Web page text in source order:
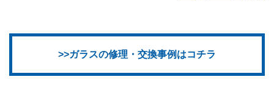
>>ガラスの修理・交換事例はコチラ